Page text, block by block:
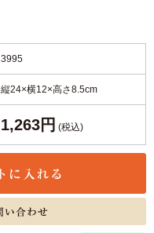
3995
縦24×横12×高さ8.5cm
1,263円 (税込)